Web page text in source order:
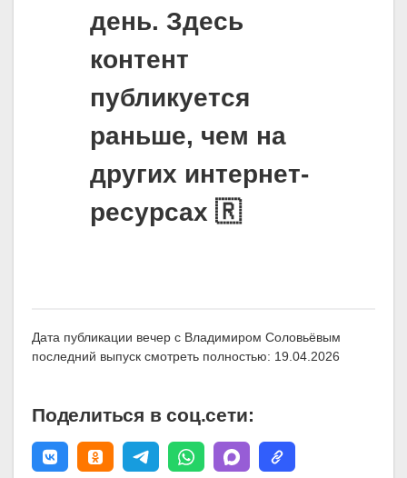
день. Здесь
контент
публикуется
раньше, чем на
других интернет-
ресурсах 🇷
Дата публикации вечер с Владимиром Соловьёвым
последний выпуск смотреть полностью: 19.04.2026
Поделиться в соц.сети: